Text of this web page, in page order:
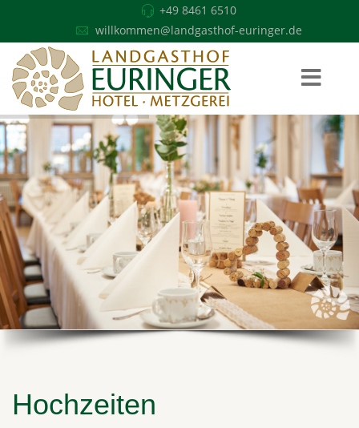
+49 8461 6510
willkommen@landgasthof-euringer.de
Hochzeiten